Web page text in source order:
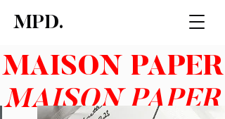
MPD.
MAISON PAPER
MAISON PAPER